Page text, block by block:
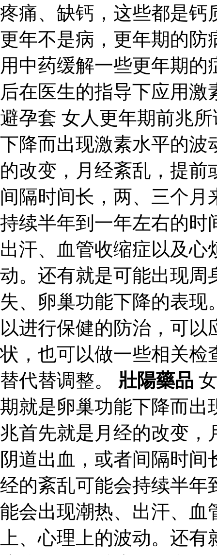
疼痛、缺钙，这些都是钙
更年不是病，更年期的防
用中药缓解一些更年期
后在医生的指导下应用
避孕套 女人更年期前兆
下降而出现激素水平的波
的改变，月经紊乱，提
间隔时间长，两、三个
持续半年到一年左右的时
出汗、血管收缩症以及
动。还有就是可能出现周
失、卵巢功能下降的表
以进行保健的防治，可
状，也可以做一些相关检
替代替调整。 壯陽藥品
期就是卵巢功能下降而出
兆首先就是月经的改变，
阴道出血，或者间隔时
经的紊乱可能会持续半年
能会出现潮热、出汗、血
上、心理上的波动。还